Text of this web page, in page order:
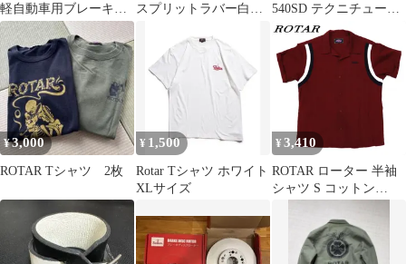
軽自動車用ブレーキパ
ッド+ローター前輪用
スプリットラバー白・
ラバージグ
540SD テクニチューン
モーター スペアロータ
¥3,000
ROTAR Tシャツ 2枚
¥ 1,500
Rotar Tシャツ ホワイト
XLサイズ
¥ 3,410
ROTAR ローター 半袖
シャツ S コットン